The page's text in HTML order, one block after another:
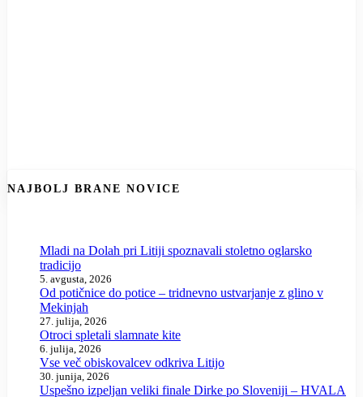
NAJBOLJ BRANE NOVICE
Mladi na Dolah pri Litiji spoznavali stoletno oglarsko
tradicijo
5. avgusta, 2026
Od potičnice do potice – tridnevno ustvarjanje z glino v
Mekinjah
27. julija, 2026
Otroci spletali slamnate kite
6. julija, 2026
Vse več obiskovalcev odkriva Litijo
30. junija, 2026
Uspešno izpeljan veliki finale Dirke po Sloveniji – HVALA